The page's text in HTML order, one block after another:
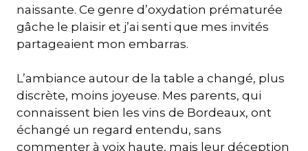
naissante. Ce genre d’oxydation prématurée
gâche le plaisir et j’ai senti que mes invités
partageaient mon embarras.
L’ambiance autour de la table a changé, plus
discrète, moins joyeuse. Mes parents, qui
connaissent bien les vins de Bordeaux, ont
échangé un regard entendu, sans
commenter à voix haute, mais leur déception